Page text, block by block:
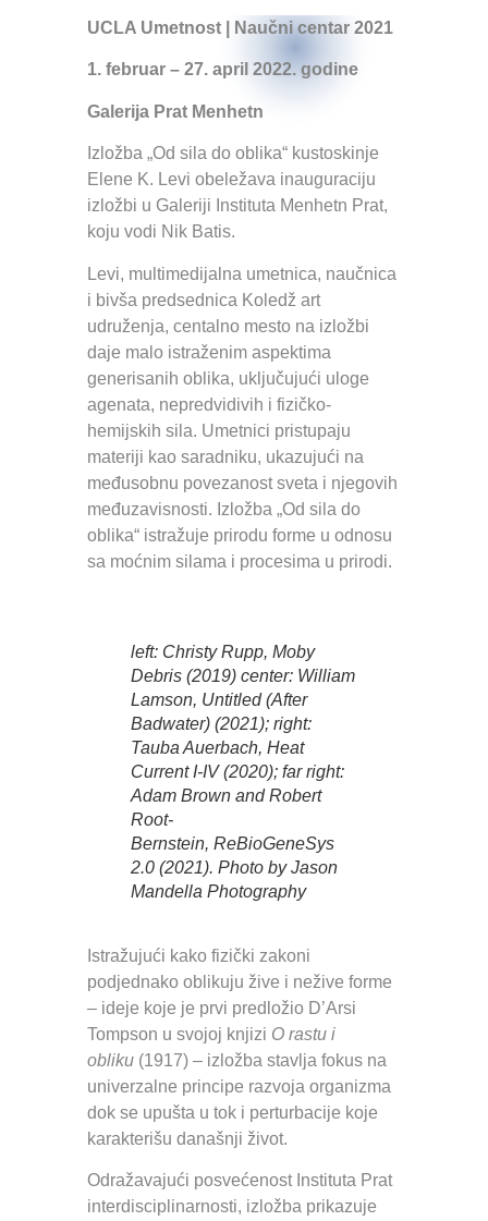
UCLA Umetnost | Naučni centar 2021
1. februar – 27. april 2022. godine
Galerija Prat Menhetn
Izložba „Od sila do oblika“ kustoskinje
Elene K. Levi obeležava inauguraciju
izložbi u Galeriji Instituta Menhetn Prat,
koju vodi Nik Batis.
Levi, multimedijalna umetnica, naučnica
i bivša predsednica Koledž art
udruženja, centalno mesto na izložbi
daje malo istraženim aspektima
generisanih oblika, uključujući uloge
agenata, nepredvidivih i fizičko-
hemijskih sila. Umetnici pristupaju
materiji kao saradniku, ukazujući na
međusobnu povezanost sveta i njegovih
međuzavisnosti. Izložba „Od sila do
oblika“ istražuje prirodu forme u odnosu
sa moćnim silama i procesima u prirodi.
left: Christy Rupp, Moby
Debris (2019) center: William
Lamson, Untitled (After
Badwater) (2021); right:
Tauba Auerbach, Heat
Current I-IV(2020); far right:
Adam Brown and Robert
Root-
Bernstein, ReBioGeneSys
2.0 (2021). Photo by Jason
Mandella Photography
Istražujući kako fizički zakoni
podjednako oblikuju žive i nežive forme
– ideje koje je prvi predložio D’Arsi
Tompson u svojoj knjizi O rastu i
obliku (1917) – izložba stavlja fokus na
univerzalne principe razvoja organizma
dok se upušta u tok i perturbacije koje
karakterišu današnji život.
Odražavajući posvećenost Instituta Prat
interdisciplinarnosti, izložba prikazuje